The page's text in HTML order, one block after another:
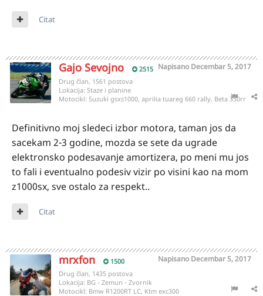
Citat
Gajo Sevojno 2515 Napisano Decembar 5, 2017
Drug član, 1561 postova
Lokacija: Staze i planine
Motocikl: Suzuki gsxs1000, aprilia tuareg 660 rally, Beta 350rr
Definitivno moj sledeci izbor motora, taman jos da
sacekam 2-3 godine, mozda se sete da ugrade
elektronsko podesavanje amortizera, po meni mu jos
to fali i eventualno podesiv vizir po visini kao na mom
z1000sx, sve ostalo za respekt..
Citat
mrxfon 1500 Napisano Decembar 5, 2017
Drug član, 1435 postova
Lokacija: BG - Zemun - Zvornik
Motocikl: Bmw R1200RT LC, Ktm exc300